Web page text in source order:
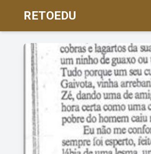
RETOEDU